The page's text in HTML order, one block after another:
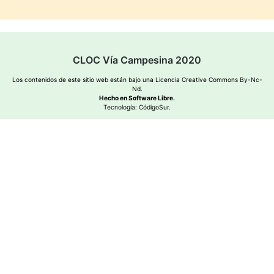
CLOC Vía Campesina 2020
Los contenidos de este sitio web están bajo una Licencia Creative Commons By-Nc-
Nd.
Hecho en Software Libre.
Tecnología: CódigoSur.